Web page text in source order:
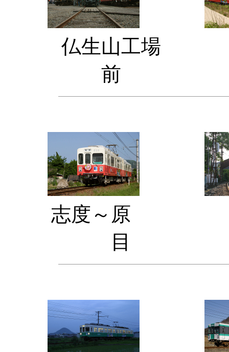
仏生山
前 房
志度～原
目 松